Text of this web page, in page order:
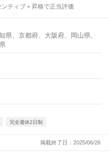
ティブ＋昇格で正当評価
県、京都府、大阪府、岡山県、
完全週休2日制
掲載終了日：2025/06/26